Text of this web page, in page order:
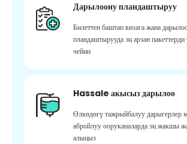
Дарылоону пландаштыруу
Билеттен баштап визага жана
пландаштырууда эң арзан пакеттерди
чейин
Hassale акысыз дарылоо
Өлкөдөгү тажрыйбалуу дарыгерлер
абройлуу ооруканаларда эң жакшы
алыңыз